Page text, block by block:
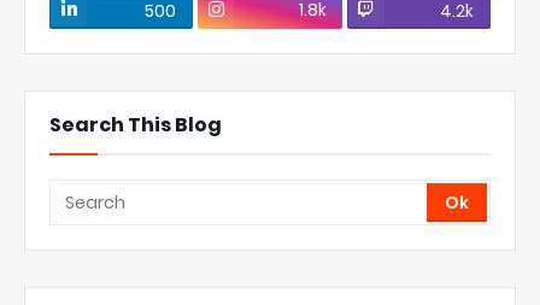
500
1.8k 4.2k
Search This Blog